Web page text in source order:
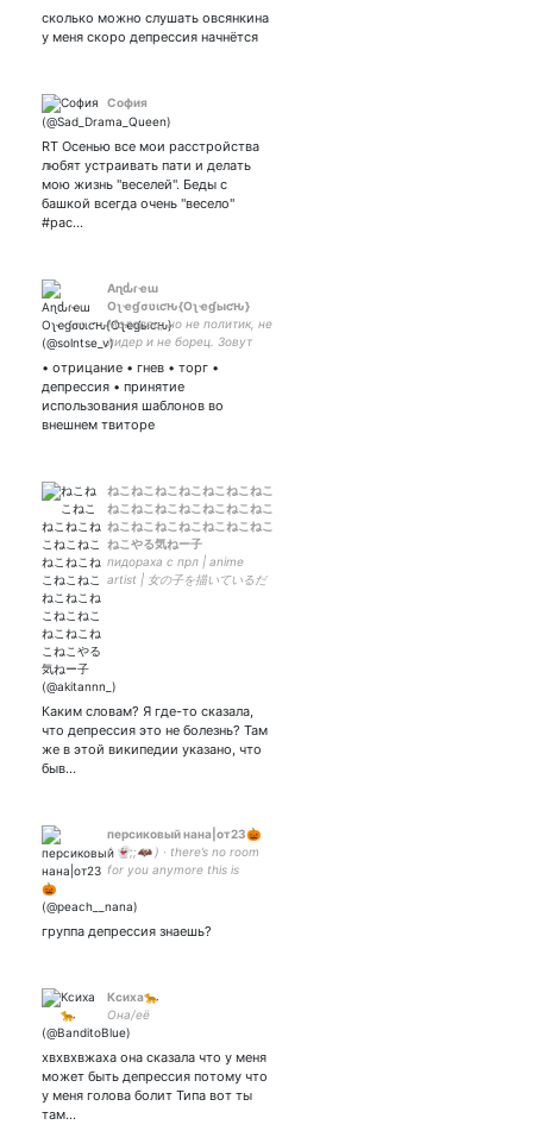
сколько можно слушать овсянкина
у меня скоро депрессия начнётся
София
RT Осенью все мои расстройства
любят устраивать пати и делать
мою жизнь "веселей". Беды с
башкой всегда очень "весело"
#рас…
Aɳԃɾҽɯ
Oʅҽɠσʋιƈԋ{Oʅҽɠыƈԋ}
Молодец, но не политик, не
лидер и не борец. Зовут
можете звать меня Андрей
Олегыч
• отрицание • гнев • торг •
депрессия • принятие
использования шаблонов во
внешнем твиторе
ねこねこねこねこねこねこねこ
ねこねこねこねこねこねこねこ
ねこねこねこねこねこねこねこ
ねこやる気ねー子
пидораха с прл | anime
artist | 女の子を描いているだ
Каким словам? Я где-то сказала,
что депрессия это не болезнь? Там
же в этой википедии указано, что
быв…
персиковый нана|от23🎃
( 👻;;🦇 ) · there’s no room
for you anymore this is
isfj/isfp· // 🅱️ro ( ⭐️ ;; 🌙 ):
группа депрессия знаешь?
Ксиха🐆
Она/её
хвхвхвжаха она сказала что у меня
может быть депрессия потому что
у меня голова болит Типа вот ты
там…